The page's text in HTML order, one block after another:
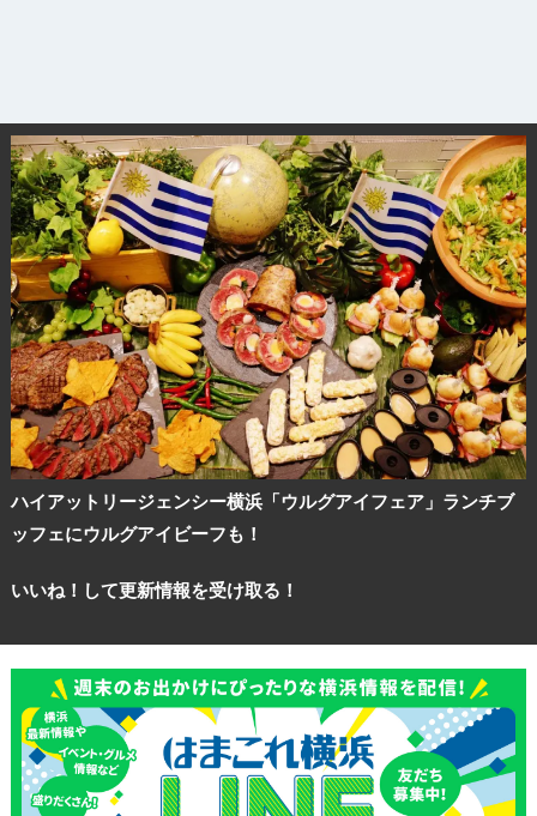
ハイアットリージェンシー横浜「ウルグアイフェア」ランチブ
ッフェにウルグアイビーフも！
いいね！して更新情報を受け取る！